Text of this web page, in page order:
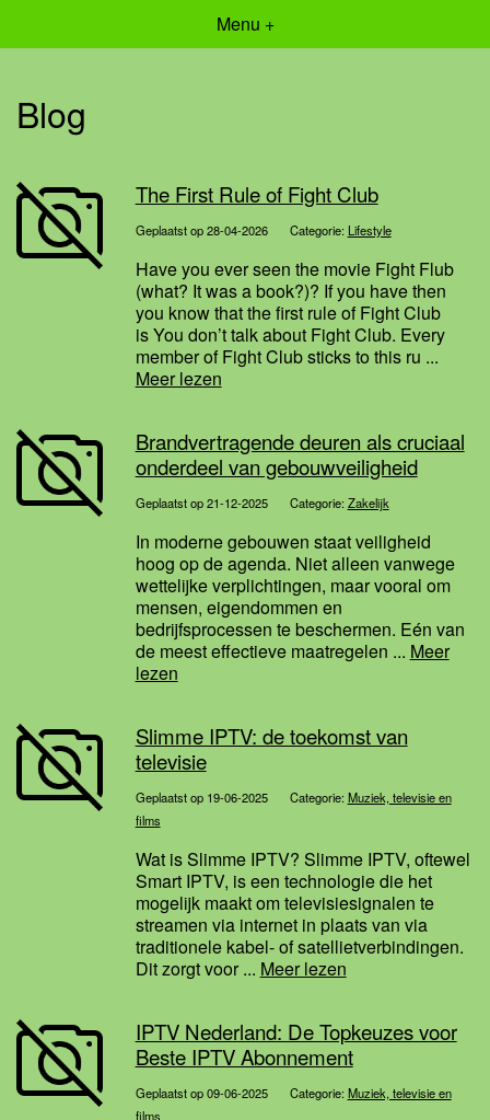
Menu +
Blog
The First Rule of Fight Club
Geplaatst op 28-04-2026 Categorie: Lifestyle
Have you ever seen the movie Fight Flub
(what? It was a book?)? If you have then
you know that the first rule of Fight Club
is You don’t talk about Fight Club. Every
member of Fight Club sticks to this ru ...
Meer lezen
Brandvertragende deuren als cruciaal
onderdeel van gebouwveiligheid
Geplaatst op 21-12-2025 Categorie:Zakelijk
In moderne gebouwen staat veiligheid
hoog op de agenda. Niet alleen vanwege
wettelijke verplichtingen, maar vooral om
mensen, eigendommen en
bedrijfsprocessen te beschermen. Eén van
de meest effectieve maatregelen ... Meer
lezen
Slimme IPTV: de toekomst van
televisie
Geplaatst op 19-06-2025 Categorie:Muziek, televisie en
films
Wat is Slimme IPTV? Slimme IPTV, oftewel
Smart IPTV, is een technologie die het
mogelijk maakt om televisiesignalen te
streamen via internet in plaats van via
traditionele kabel- of satellietverbindingen.
Dit zorgt voor ... Meer lezen
IPTV Nederland: De Topkeuzes voor
Beste IPTV Abonnement
Geplaatst op 09-06-2025 Categorie:Muziek, televisie en
films